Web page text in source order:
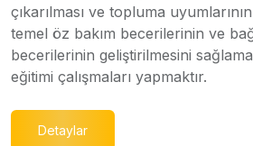
çıkarılması ve topluma
temel öz bakım becerilerinin ve
becerilerinin geliştirilmesini
eğitimi çalışmaları yapmaktır.
Detaylar